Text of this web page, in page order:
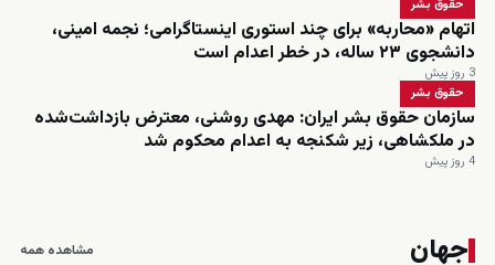
حقوق بشر
اتهام «محاربه» برای چند استوری اینستاگرامی؛ نجمه امینی،
دانشجوی ۲۳ ساله، در خطر اعدام است
3 روز پیش
حقوق بشر
سازمان حقوق بشر ایران: مهدی روشنی، معترض بازداشت‌شده
در ملکشاهی، زیر شکنجه به اعدام محکوم شد
4 روز پیش
جهان مشاهده همه